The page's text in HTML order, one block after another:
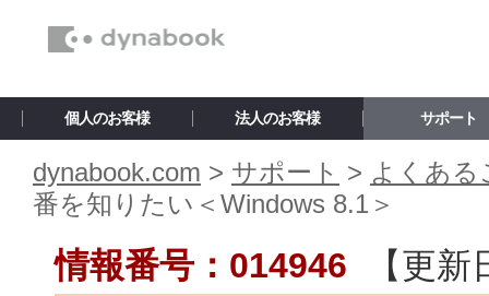
個人のお客様 法人のお客様 サポート
dynabook.com > サポート > よくある
番を知りたい＜Windows 8.1＞
情報番号：014946 【更新